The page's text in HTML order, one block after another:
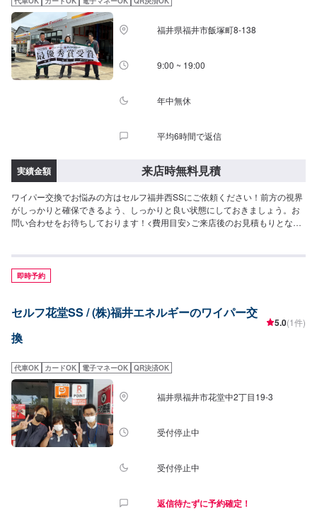
福井県福井市飯塚町8-138
9:00 ~ 19:00
年中無休
平均6時間で返信
実績金額 来店時無料見積
ワイパー交換でお悩みの方はセルフ福井西SSにご依頼ください！前方の視界
がしっかりと確保できるよう、しっかりと良い状態にしておきましょう。お
問い合わせをお待ちしております！<費用目安>ご来店後のお見積もりとなり
即時予約
セルフ花堂SS / (株)福井エネルギーのワイパー交
換
5.0(1件)
代車OK カードOK 電子マネーOK QR決済OK
福井県福井市花堂中2丁目19-3
受付停止中
受付停止中
返信待たずに予約確定！